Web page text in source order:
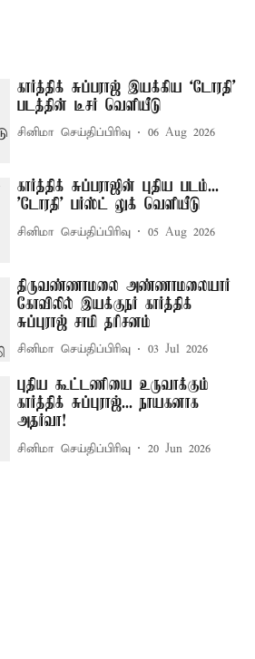
கார்த்திக் சுப்பராஜ் இயக்கிய `டோரதி'
படத்தின் டீசர் வெளியீடு
சினிமா செய்திப்பிரிவு 06 Aug 2026
கார்த்திக் சுப்பராஜின் புதிய படம்...
'டோரதி' பர்ஸ்ட் லுக் வெளியீடு
சினிமா செய்திப்பிரிவு 05 Aug 2026
திருவண்ணாமலை அண்ணாமலையார்
கோவிலில் இயக்குநர் கார்த்திக்
சுப்புராஜ் சாமி தரிசனம்
சினிமா செய்திப்பிரிவு 03 Jul 2026
புதிய கூட்டணியை உருவாக்கும்
கார்த்திக் சுப்புராஜ்... நாயகனாக
அதர்வா!
சினிமா செய்திப்பிரிவு 20 Jun 2026